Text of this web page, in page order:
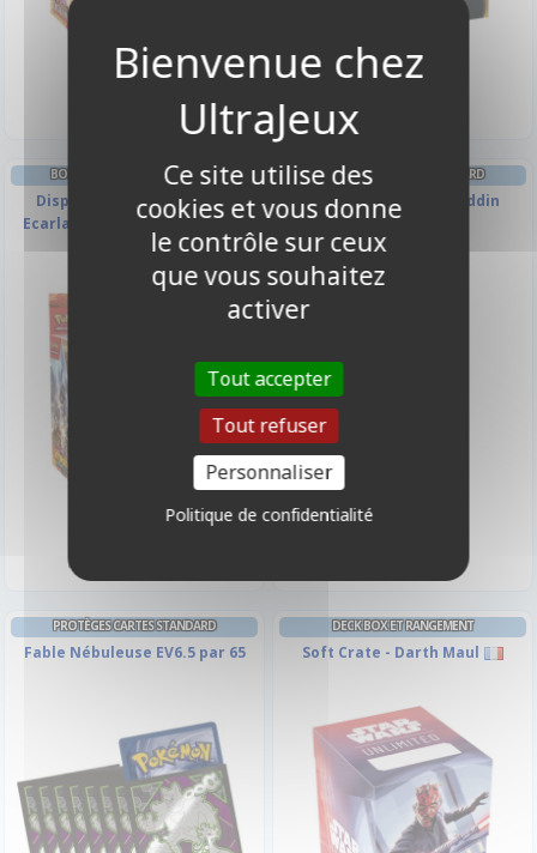
249,90 €
Disponible
219,90 €
Disponible
BOITE DE BOOSTERS FRANÇAIS
Display 36 Boosters EV08 -
Ecarlate et Violet - Étincelles
Déferlantes
349,90 €
PROTÈGES CARTES STANDARD
Sleeves Lorcana : Aladdin
Disponible
PROTÈGES CARTES STANDARD
Fable Nébuleuse EV6.5 par 65
DECK BOX ET RANGEMENT
Soft Crate - Darth Maul
Ce site utilise des
cookies et vous donne
le contrôle sur ceux
que vous souhaitez
activer
Tout accepter
Tout refuser
Personnaliser
Politique de confidentialité